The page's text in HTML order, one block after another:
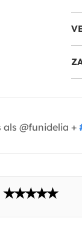
als @funidelia +